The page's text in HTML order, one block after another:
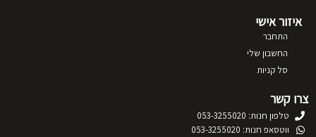
איזור אישי
התחבר
החשבון שלי
סל קניות
צרו קשר
טלפון חנות: 053-3255020
ווטסאפ חנות: 053-3255020